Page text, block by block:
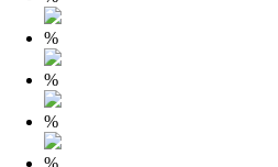
%
%
%